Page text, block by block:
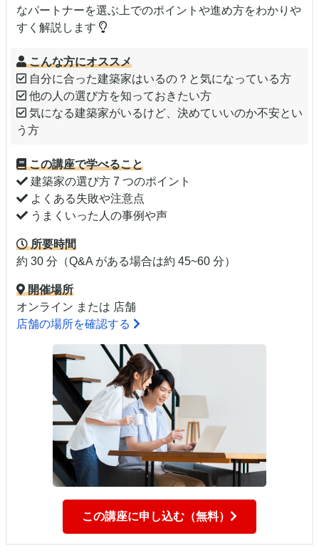
なパートナーを選ぶ上でのポイントや進め方をわかりや
すく解説します
こんな方にオススメ
自分に合った建築家はいるの？と気になっている方
他の人の選び方を知っておきたい方
気になる建築家がいるけど、決めていいのか不安とい
う方
この講座で学べること
建築家の選び方 7 つのポイント
よくある失敗や注意点
うまくいった人の事例や声
所要時間
約 30 分（Q&A がある場合は約 45~60 分）
開催場所
オンライン または 店舗
店舗の場所を確認する
この講座に申し込む（無料）